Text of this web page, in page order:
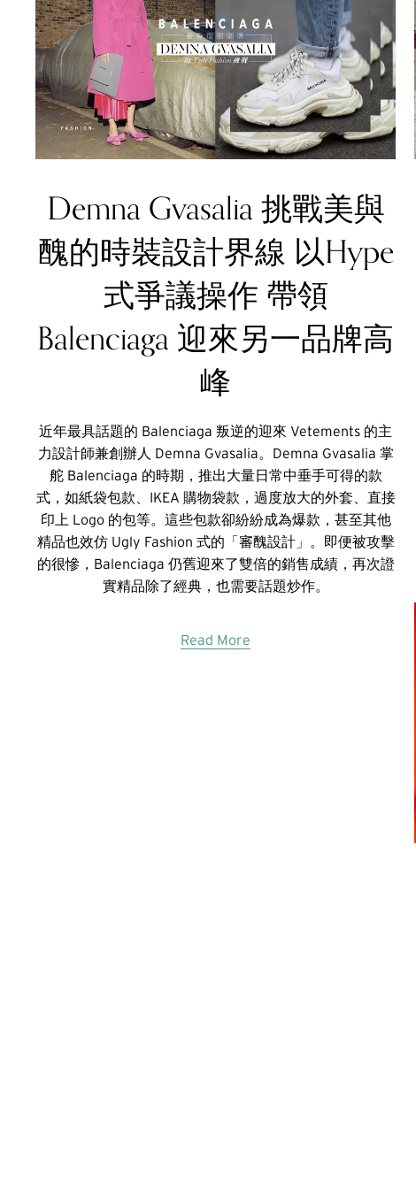
Demna Gvasalia 挑戰美與
醜的時裝設計界線 以Hype
式爭議操作 帶領
Balenciaga 迎來另一品牌高
峰
近年最具話題的 Balenciaga 叛逆的迎來 Vetements 的主
力設計師兼創辦人 Demna Gvasalia。Demna Gvasalia 掌
舵 Balenciaga 的時期，推出大量日常中垂手可得的款
式，如紙袋包款、IKEA 購物袋款，過度放大的外套、直接
印上 Logo 的包等。這些包款卻紛紛成為爆款，甚至其他
精品也效仿 Ugly Fashion 式的「審醜設計」。即便被攻擊
的很慘，Balenciaga 仍舊迎來了雙倍的銷售成績，再次證
實精品除了經典，也需要話題炒作。
Read More